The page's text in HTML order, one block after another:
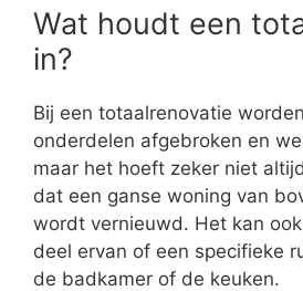
Wat houdt een
in?
Bij een totaalrenovatie
onderdelen afgebroken en
maar het hoeft zeker niet
dat een ganse woning van
wordt vernieuwd. Het kan
deel ervan of een specifieke
de badkamer of de keuken.